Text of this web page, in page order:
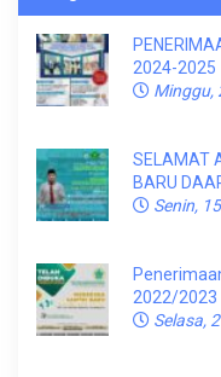
2024-2025
Minggu,
SELAMAT
BARU
Senin,
2022/2023
Selasa,